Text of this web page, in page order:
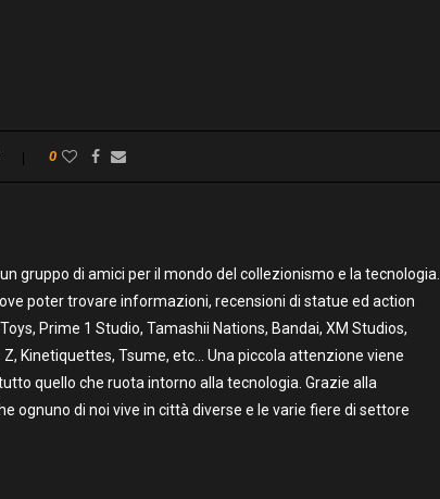
0
gruppo di amici per il mondo del collezionismo e la tecnologia.
poter trovare informazioni, recensioni di statue ed action
Prime 1 Studio, Tamashii Nations, Bandai, XM Studios,
Kinetiquettes, Tsume, etc… Una piccola attenzione viene
quello che ruota intorno alla tecnologia. Grazie alla
ognuno di noi vive in città diverse e le varie fiere di settore